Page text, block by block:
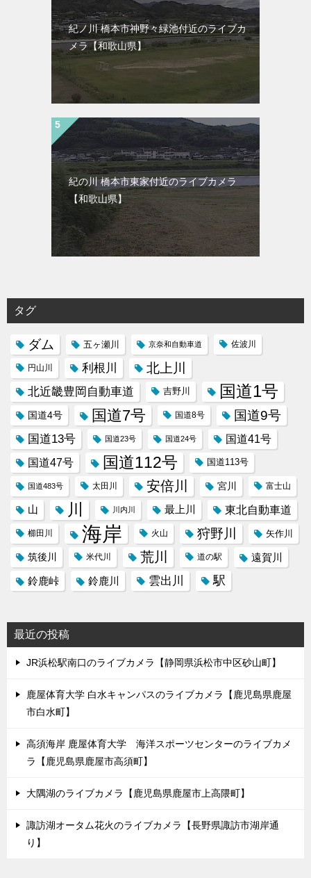
紀ノ川 橋本市神野々緑池付近のライブカ
メラ【和歌山県】
紀の川 橋本市東家付近のライブカメラ
【和歌山県】
タグ
ダム 五ヶ瀬川 京奈和自動車道 佐波川
円山川 利根川 北上川
北近畿豊岡自動車道 吉野川 国道1号
国道4号 国道7号 国道8号 国道9号
国道13号 国道23号 国道24号 国道41号
国道47号 国道112号 国道113号
国道483号 太田川 安倍川 宮川 富士山
山 川 川内川 最上川 東北自動車道
櫛田川 海岸 火山 狩野川 矢作川
筑後川 米代川 荒川 道の駅
遠賀川
鈴鹿峠
鈴鹿川 雲出川 駅
最近の投稿
JR浜松駅南口のライブカメラ【静岡県浜松市中区砂山町】
鹿屋体育大学 白水キャンパスのライブカメラ【鹿児島県鹿屋
市白水町】
高須海岸 鹿屋体育大学 海洋スポーツセンターのライブカメ
ラ【鹿児島県鹿屋市高須町】
大隅湖のライブカメラ【鹿児島県鹿屋市上高隈町】
諏訪湖オータム花火のライブカメラ【長野県諏訪市湖岸通
り】